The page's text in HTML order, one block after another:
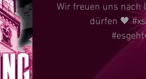
Wir freuen uns nach
dürfen 🖤